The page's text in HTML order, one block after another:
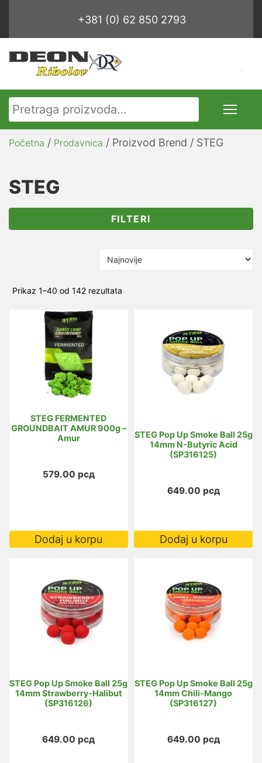
+381 (0) 62 850 2793
Pretraga za:
Početna / Prodavnica / Proizvod Brend / STEG
STEG
FILTERI
Prikaz 1–40 od 142 rezultata
STEG FERMENTED
GROUNDBAIT AMUR 900g –
Amur
579.00 рсд
Dodaj u korpu
STEG Pop Up Smoke Ball 25g
14mm N-Butyric Acid
(SP316125)
649.00 рсд
Dodaj u korpu
STEG Pop Up Smoke Ball 25g
14mm Strawberry-Halibut
(SP316126)
649.00 рсд
STEG Pop Up Smoke Ball 25g
14mm Chili-Mango
(SP316127)
649.00 рсд